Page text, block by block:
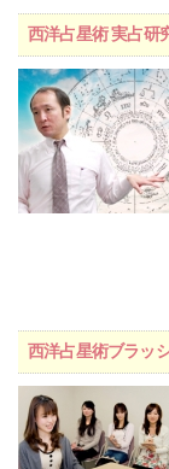
西洋占星術 実占研
西洋占星術ブラッ